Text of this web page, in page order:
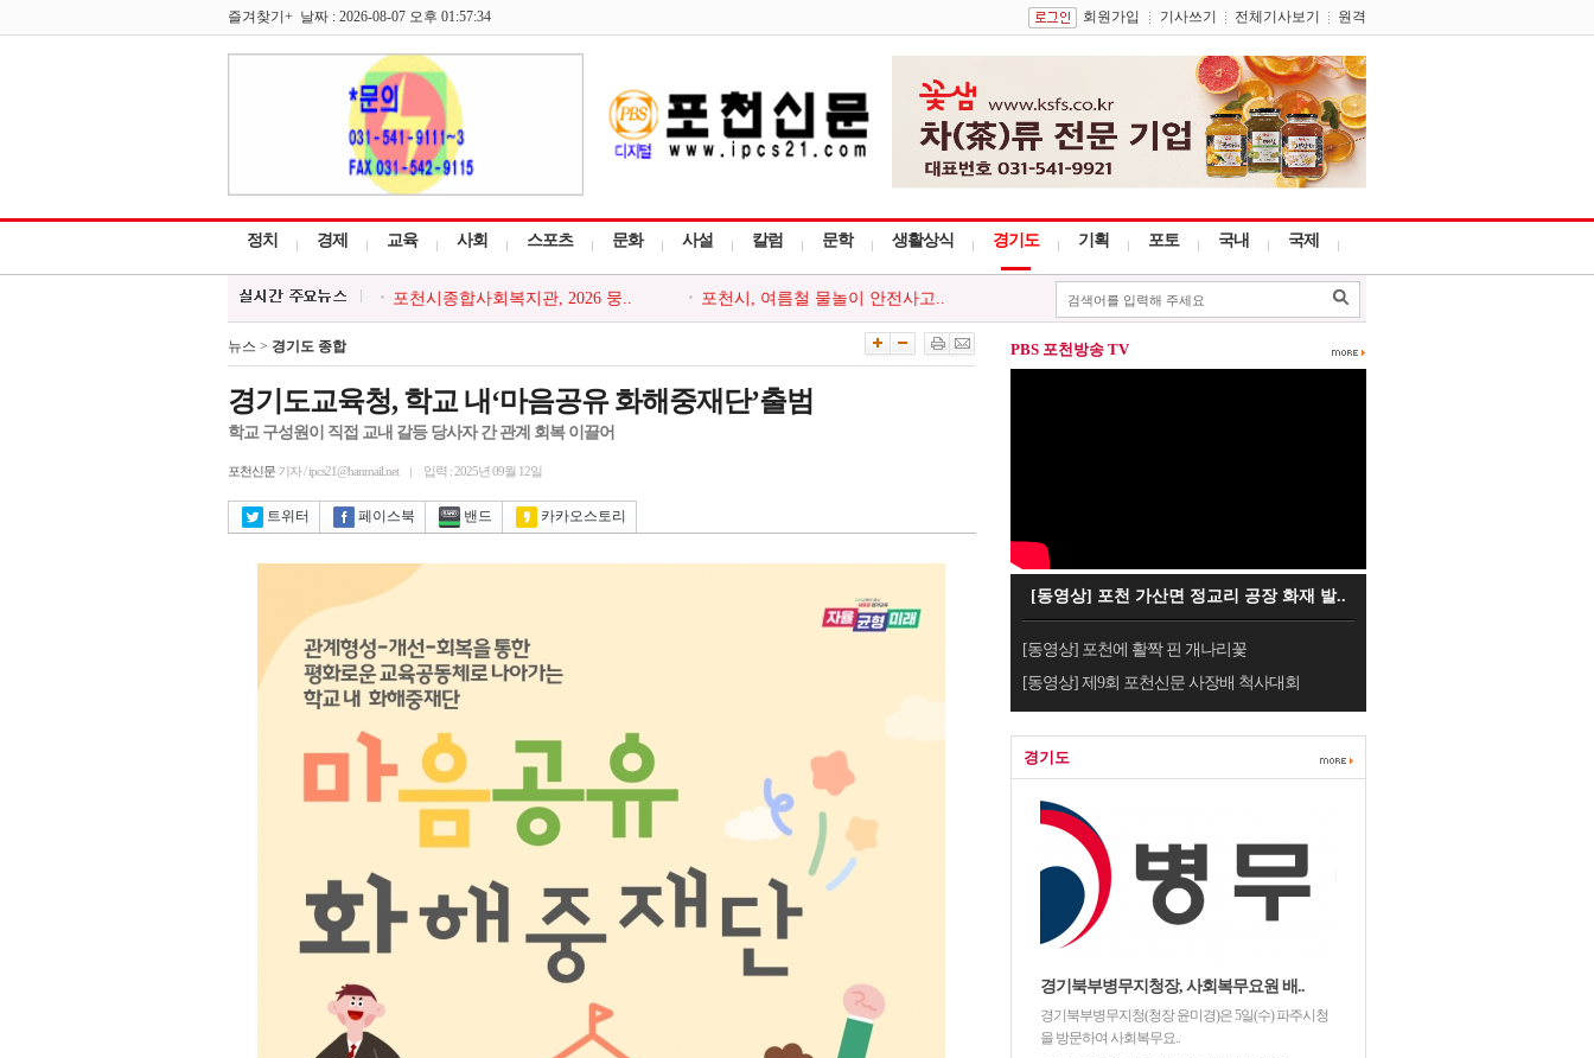
즐겨찾기+ 날짜 : 2026-08-07 오후 01:57:34 회원가입 기사쓰기 전체기사보기 원격
정치 경제 교육 사회 스포츠 문화 사설 칼럼 문학 생활상식 경기도 기획 포토 국내 국제
포천시종합사회복지관, 지역주민..
포천시, 한국공인중개사협회 포..
포천시 감사담당관, 찾아가는 읍..
포천시 드림스타트, `나를 지키..
포천시, 접경지역 특성 반영한 2..
포천소방서, 여름철 화재예방 중..
포천소방서, 소방시설 등 신고포..
포천시종합사회복지관, 2026 뭉..
포천시, 여름철 물놀이 안전사고..
뉴스 > 경기도 종합
경기도교육청, 학교 내‘마음공유 화해중재단’출범
학교 구성원이 직접 교내 갈등 당사자 간 관계 회복 이끌어
포천신문 기자 / ipcs21@hanmail.net 입력 : 2025년 09월 12일
트위터 페이스북 밴드 카카오스토리
PBS 포천방송 TV
[동영상] 포천 가산면 정교리 공장 화재 발..
[동영상] 포천에 활짝 핀 개나리꽃
[동영상] 제9회 포천신문 사장배 척사대회
경기도
경기북부병무지청장, 사회복무요원 배..
경기북부병무지청(청장 윤미경)은 5일(수) 파주시청
을 방문하여 사회복무요..